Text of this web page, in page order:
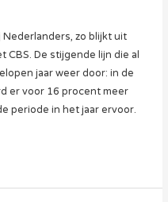
zo blijkt uit
De stijgende lijn die al
jaar weer door: in de
er voor 16 procent meer
periode in het jaar ervoor.